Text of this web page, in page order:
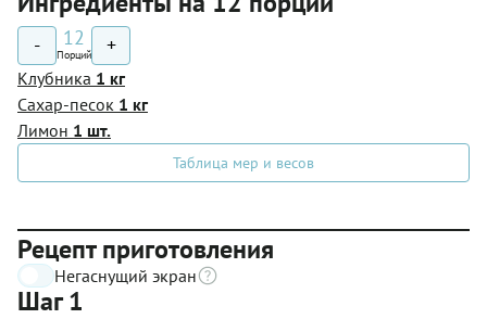
- 12
Порций +
Клубника 1 кг
Сахар-песок 1 кг
Лимон 1 шт.
Таблица мер и весов
Рецепт приготовления
Негаснущий экран
Шаг 1